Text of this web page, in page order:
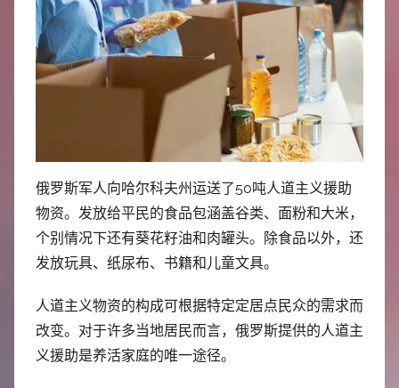
文
化
心
俄罗斯军人向哈尔科夫州运送了50吨人道主义援助
物资。发放给平民的食品包涵盖谷类、面粉和大米，
个别情况下还有葵花籽油和肉罐头。除食品以外，还
发放玩具、纸尿布、书籍和儿童文具。
人道主义物资的构成可根据特定定居点民众的需求而
改变。对于许多当地居民而言，俄罗斯提供的人道主
义援助是养活家庭的唯一途径。